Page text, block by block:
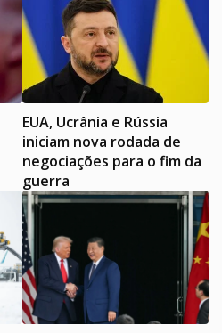
EUA, Ucrânia e Rússia
iniciam nova rodada de
negociações para o fim da
guerra